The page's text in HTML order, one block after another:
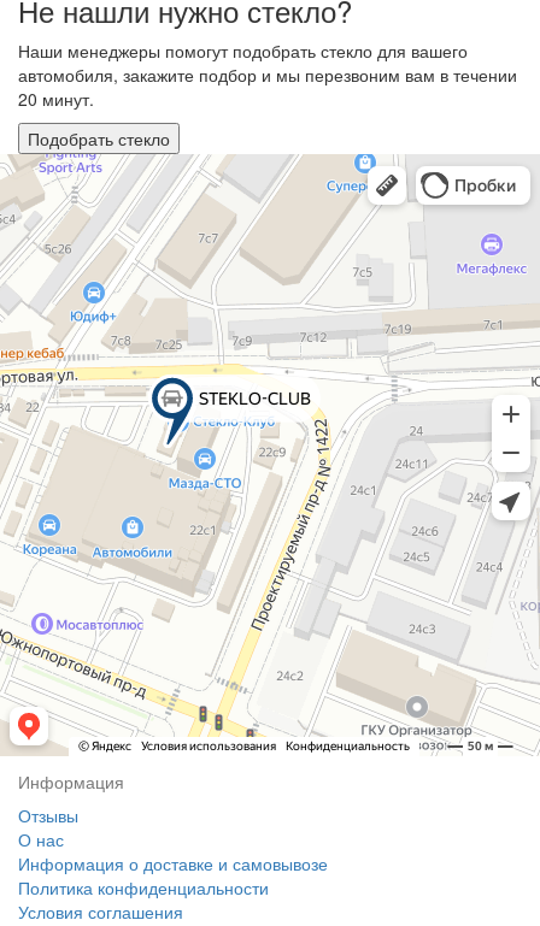
Не нашли нужно стекло?
Наши менеджеры помогут подобрать стекло для вашего
автомобиля, закажите подбор и мы перезвоним вам в течении
20 минут.
Подобрать стекло
Информация
Отзывы
О нас
Информация о доставке и самовывозе
Политика конфиденциальности
Условия соглашения